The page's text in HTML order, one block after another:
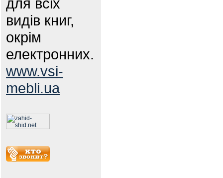
видів книг,
окрім
електронних.
www.vsi-
mebli.ua